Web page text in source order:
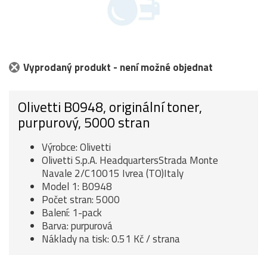
Vyprodaný produkt - není možné objednat
Olivetti B0948, originální toner,
purpurový, 5000 stran
Výrobce: Olivetti
Olivetti S.p.A. HeadquartersStrada Monte
Navale 2/C10015 Ivrea (TO)Italy
Model 1: B0948
Počet stran: 5000
Balení: 1-pack
Barva: purpurová
Náklady na tisk: 0.51 Kč / strana